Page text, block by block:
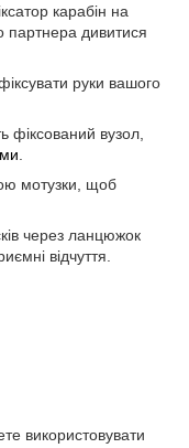
карабін на
партнера дивитися
руки вашого
фіксований вузол,
мотузки, щоб
через ланцюжок
відчуття.
використовувати